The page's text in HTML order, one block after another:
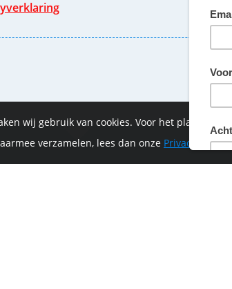
Challenge wordt mede mogelijk
wij gebruik van cookies. Voor het plaatsen
verzamelen, lees dan onze